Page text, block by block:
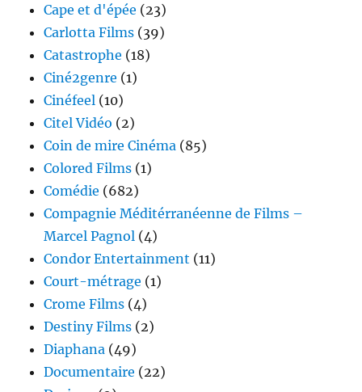
Cape et d'épée (23)
Carlotta Films (39)
Catastrophe (18)
Ciné2genre (1)
Cinéfeel (10)
Citel Vidéo (2)
Coin de mire Cinéma (85)
Colored Films (1)
Comédie (682)
Compagnie Méditérranéenne de Films –
Marcel Pagnol (4)
Condor Entertainment (11)
Court-métrage (1)
Crome Films (4)
Destiny Films (2)
Diaphana (49)
Documentaire (22)